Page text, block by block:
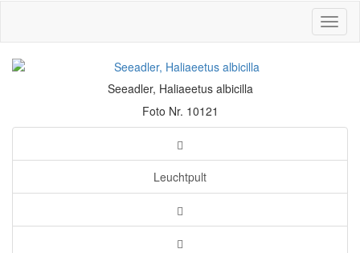
Seeadler, Haliaeetus albicilla
Foto Nr. 10121
Leuchtpult